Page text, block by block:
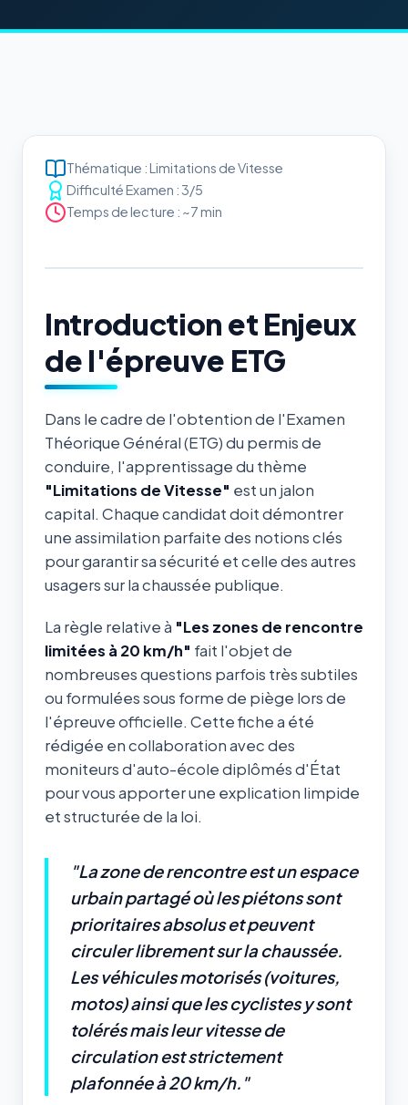
Thématique : Limitations de Vitesse
Difficulté Examen : 3/5
Temps de lecture : ~7 min
Introduction et Enjeux
de l'épreuve ETG
Dans le cadre de l'obtention de l'Examen
Théorique Général (ETG) du permis de
conduire, l'apprentissage du thème
"Limitations de Vitesse" est un jalon
capital. Chaque candidat doit démontrer
une assimilation parfaite des notions clés
pour garantir sa sécurité et celle des autres
usagers sur la chaussée publique.
La règle relative à "Les zones de rencontre
limitées à 20 km/h" fait l'objet de
nombreuses questions parfois très subtiles
ou formulées sous forme de piège lors de
l'épreuve officielle. Cette fiche a été
rédigée en collaboration avec des
moniteurs d'auto-école diplômés d'État
pour vous apporter une explication limpide
et structurée de la loi.
"La zone de rencontre est un espace
urbain partagé où les piétons sont
prioritaires absolus et peuvent
circuler librement sur la chaussée.
Les véhicules motorisés (voitures,
motos) ainsi que les cyclistes y sont
tolérés mais leur vitesse de
circulation est strictement
plafonnée à 20 km/h."